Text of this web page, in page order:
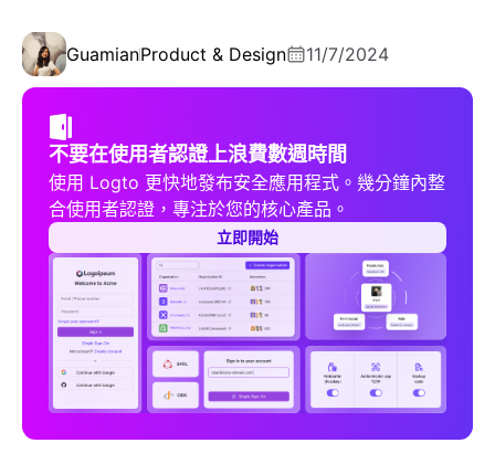
GuamianProduct & Design 11/7/2024
不要在使用者認證上浪費數週時間
使用 Logto 更快地發布安全應用程式。幾分鐘內整
合使用者認證，專注於您的核心產品。
立即開始